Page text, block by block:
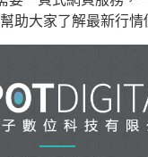
助大家了解最新行情